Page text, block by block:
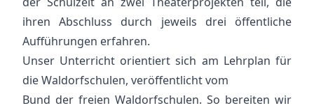
ihren Abschluss durch jeweils drei öffentliche
Aufführungen erfahren.
Unser Unterricht orientiert sich am Lehrplan für
die Waldorfschulen, veröffentlicht vom
Bund der freien Waldorfschulen. So bereiten wir